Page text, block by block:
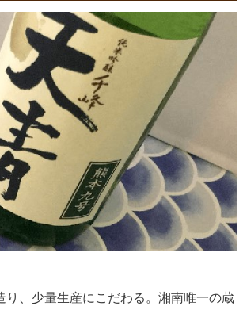
り、少量生産にこだわる。湘南唯一の蔵